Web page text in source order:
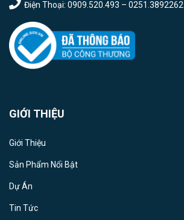
Điện Thoại: 0909.520.493 – 0251.3892262
GIỚI THIỆU
Giới Thiệu
Sản Phẩm Nổi Bật
Dự Án
Tin Tức